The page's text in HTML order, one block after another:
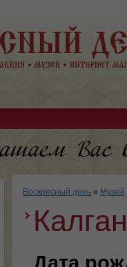
Воскресный день » Музей